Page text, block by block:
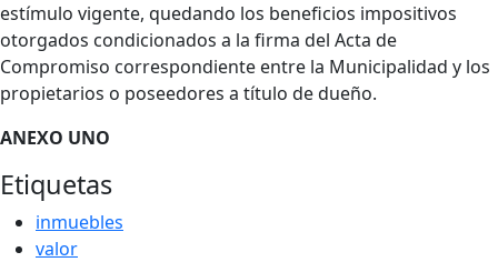
estímulo vigente, quedando los beneficios impositivos
otorgados condicionados a la firma del Acta de
Compromiso correspondiente entre la Municipalidad y los
propietarios o poseedores a título de dueño.
ANEXO UNO
Etiquetas
inmuebles
valor